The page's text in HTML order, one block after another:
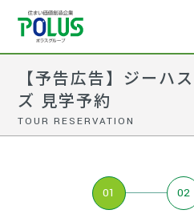
【予告広告】ジーハ
ズ 見学予約
TOUR RESERVATION
01 02